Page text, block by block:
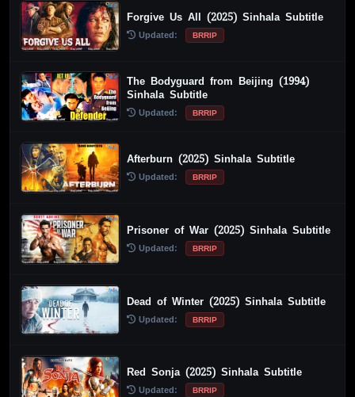
Forgive Us All (2025) Sinhala Subtitle
Updated: BRRIP
The Bodyguard from Beijing (1994)
Sinhala Subtitle
Updated: BRRIP
Afterburn (2025) Sinhala Subtitle
Updated: BRRIP
Prisoner of War (2025) Sinhala Subtitle
Updated: BRRIP
Dead of Winter (2025) Sinhala Subtitle
Updated: BRRIP
Red Sonja (2025) Sinhala Subtitle
Updated: BRRIP